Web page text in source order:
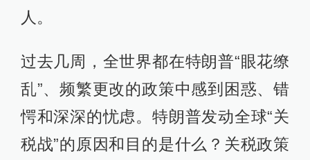
人。
过去几周，全世界都在特朗普“眼花缭
乱”、频繁更改的政策中感到困惑、错
愕和深深的忧虑。特朗普发动全球“关
税战”的原因和目的是什么？关税政策